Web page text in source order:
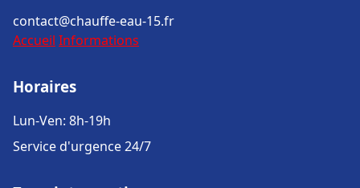
contact@chauffe-eau-15.fr
Accueil Informations
Horaires
Lun-Ven: 8h-19h
Service d'urgence 24/7